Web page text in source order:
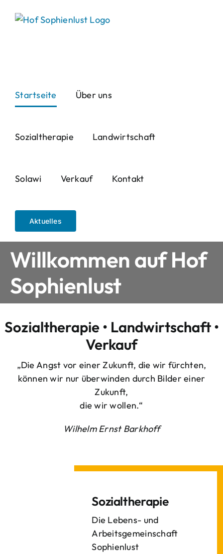
Startseite Über uns
Sozialtherapie Landwirtschaft
Solawi Verkauf Kontakt
Aktuelles
Willkommen auf Hof
Sophienlust
Sozialtherapie • Landwirtschaft •
Verkauf
„Die Angst vor einer Zukunft, die wir fürchten,
können wir nur überwinden durch Bilder einer
Zukunft,
die wir wollen.“
Wilhelm Ernst Barkhoff
Sozialtherapie
Die Lebens- und
Arbeitsgemeinschaft
Sophienlust